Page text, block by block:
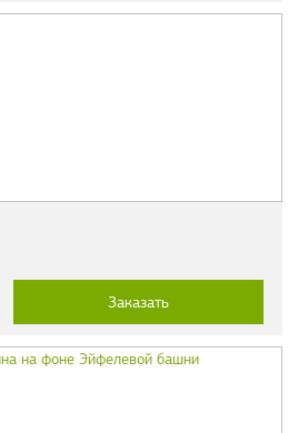
Заказать